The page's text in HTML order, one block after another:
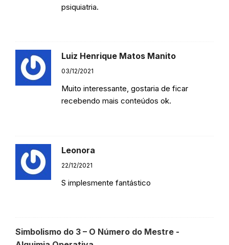
psiquiatria.
Luiz Henrique Matos Manito
03/12/2021
Muito interessante, gostaria de ficar
recebendo mais conteúdos ok.
Leonora
22/12/2021
S implesmente fantástico
Simbolismo do 3 – O Número do Mestre -